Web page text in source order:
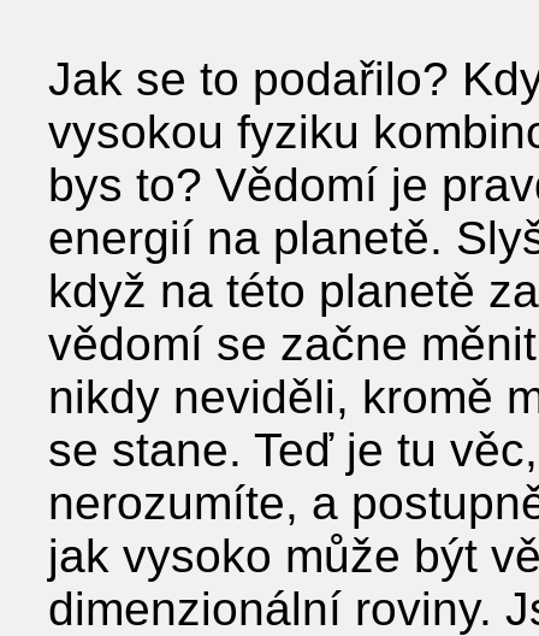
Jak se to podařilo?
vysokou fyziku
bys to? Vědomí je
energií na planetě.
když na této planetě
vědomí se začne
nikdy neviděli, kromě
se stane. Teď je tu
nerozumíte, a
jak vysoko může být
dimenzionální roviny.